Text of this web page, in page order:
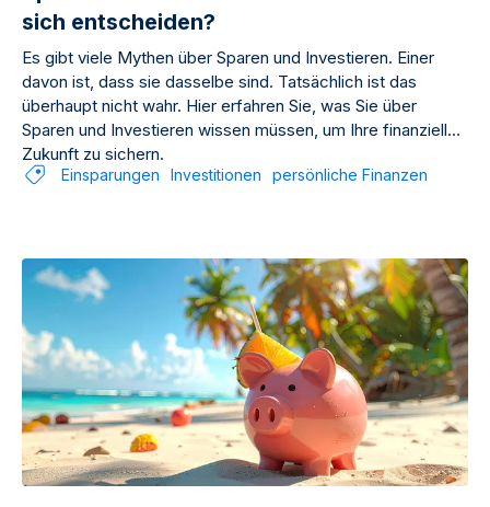
sich entscheiden?
Es gibt viele Mythen über Sparen und Investieren. Einer
davon ist, dass sie dasselbe sind. Tatsächlich ist das
überhaupt nicht wahr. Hier erfahren Sie, was Sie über
Sparen und Investieren wissen müssen, um Ihre finanzielle
Zukunft zu sichern.
Einsparungen Investitionen persönliche Finanzen